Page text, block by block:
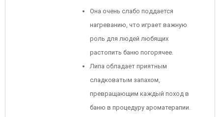
Она очень слабо поддается
нагреванию, что играет важную
роль для людей любящих
растопить баню погорячее.
Липа обладает приятным
сладковатым запахом,
превращающим каждый поход в
баню в процедуру ароматерапии.